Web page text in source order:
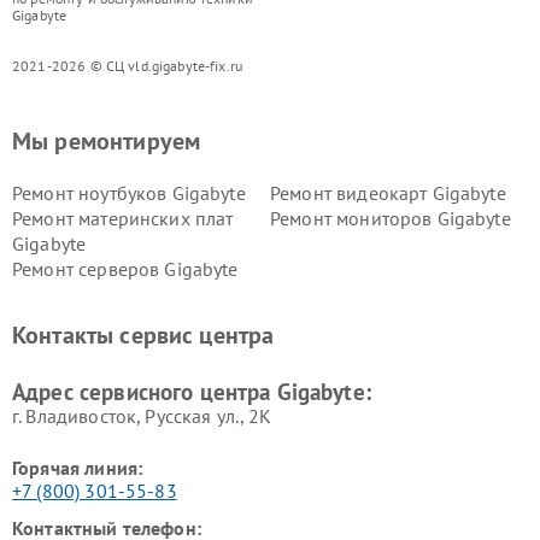
Gigabyte
2021-2026 © СЦ vld.gigabyte-fix.ru
Мы ремонтируем
Ремонт ноутбуков Gigabyte
Ремонт видеокарт Gigabyte
Ремонт материнских плат
Gigabyte
Ремонт мониторов Gigabyte
Ремонт серверов Gigabyte
Контакты сервис центра
Адрес сервисного центра Gigabyte:
г. Владивосток, Русская ул., 2К
Горячая линия:
+7 (800) 301-55-83
Контактный телефон: